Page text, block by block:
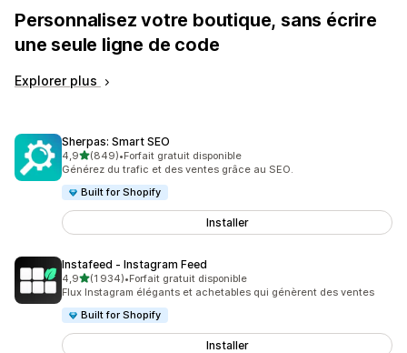
Personnalisez votre boutique, sans écrire
une seule ligne de code
Explorer plus
Sherpas: Smart SEO
4,9étoile(s) sur 5
(849)
849 avis au total
•Forfait gratuit disponible
Générez du trafic et des ventes grâce au SEO.
Built for Shopify
Installer
Instafeed ‑ Instagram Feed
4,9étoile(s) sur 5
(1 934)
1934 avis au total
•Forfait gratuit disponible
Flux Instagram élégants et achetables qui génèrent des ventes
Built for Shopify
Installer